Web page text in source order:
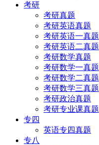
考研
考研真题
考研英语真题
考研英语一真题
考研英语二真题
考研数学真题
考研数学一真题
考研数学二真题
考研数学三真题
考研政治真题
考研专业课真题
专四
英语专四真题
专八